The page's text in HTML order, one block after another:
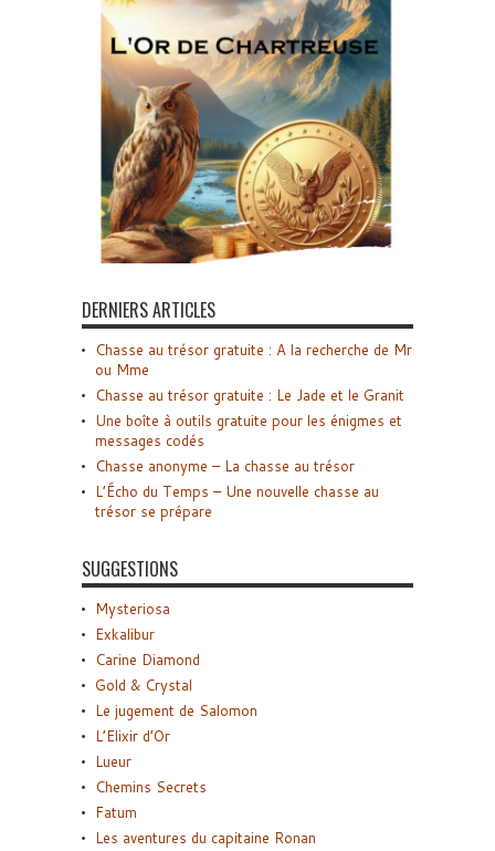
DERNIERS ARTICLES
Chasse au trésor gratuite : A la recherche de Mr
ou Mme
Chasse au trésor gratuite : Le Jade et le Granit
Une boîte à outils gratuite pour les énigmes et
messages codés
Chasse anonyme – La chasse au trésor
L’Écho du Temps – Une nouvelle chasse au
trésor se prépare
SUGGESTIONS
Mysteriosa
Exkalibur
Carine Diamond
Gold & Crystal
Le jugement de Salomon
L’Elixir d’Or
Lueur
Chemins Secrets
Fatum
Les aventures du capitaine Ronan